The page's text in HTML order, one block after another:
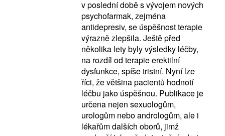
v poslední době s vývojem nových
psychofarmak, zejména
antidepresiv, se úspěšnost terapie
výrazně zlepšila. Ještě před
několika lety byly výsledky léčby,
na rozdíl od terapie erektilní
dysfunkce, spíše tristní. Nyní lze
říci, že většina pacientů hodnotí
léčbu jako úspěšnou. Publikace je
určena nejen sexuologům,
urologům nebo andrologům, ale i
lékařům dalších oborů, jimž